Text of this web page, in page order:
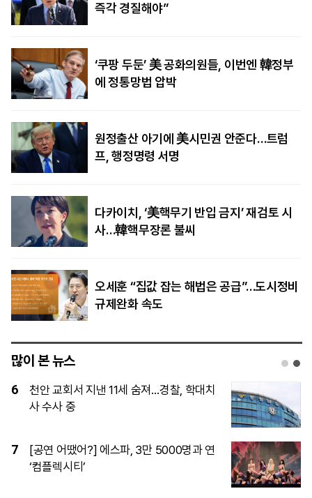
즉각 경질해야”
‘쿠팡 두둔’ 美 공화의원들, 이번엔 韓정부
에 정통망법 압박
원정출산 아기에 美시민권 안준다…트럼
프, 행정명령 서명
다카이치, ‘美핵무기 반입 금지’ 재검토 시
사…韓핵무장론 불씨
오세훈 “집값 잡는 해법은 공급”…도시정비
규제완화 속도
많이 본 뉴스
1
“결혼 망설이는 일 없어야”…李, ‘결혼 페
널티’ 22개 과제 점검 지시
2
[속보] 김민석, 與전당대회 제주·인천 당
원투표서 승리